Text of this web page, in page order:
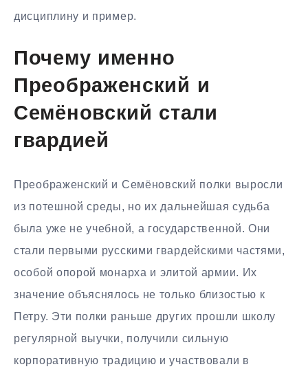
дисциплину и пример.
Почему именно
Преображенский и
Семёновский стали
гвардией
Преображенский и Семёновский полки выросли
из потешной среды, но их дальнейшая судьба
была уже не учебной, а государственной. Они
стали первыми русскими гвардейскими частями,
особой опорой монарха и элитой армии. Их
значение объяснялось не только близостью к
Петру. Эти полки раньше других прошли школу
регулярной выучки, получили сильную
корпоративную традицию и участвовали в